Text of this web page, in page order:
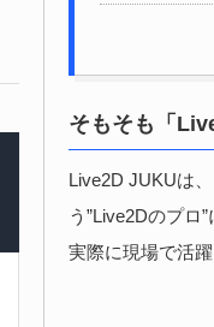
そもそも「
Live2D JUKUは
う”Live2Dのプロ
実際に現場で活